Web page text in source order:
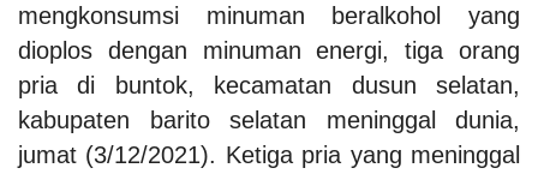
mengkonsumsi minuman beralkohol yang
dioplos dengan minuman energi, tiga orang
pria di buntok, kecamatan dusun selatan,
kabupaten barito selatan meninggal dunia,
jumat (3/12/2021). Ketiga pria yang meninggal